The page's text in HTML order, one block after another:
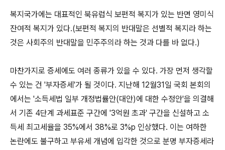
복지국가에는 대표적인 북유럽식 보편적 복지가 있는 반면 영미식
잔여적 복지가 있다.(보편적 복지의 반대말은 선별적 복지라 하는
것은 사회주의 반대말을 민주주의라 하는 것과 다를 바 없다.)
마찬가지로 증세에도 여러 종류가 있을 수 있다. 가장 먼저 생각할
수 있는 건 '부자증세'가 될 것이다. 지난해 12월31일 국회 본회의
에서는 '소득세법 일부 개정법률안(대안)에 대한 수정안'을 의결해
서 기존 4단계 과세표준 구간에 '3억원 초과' 구간을 신설하고 소
득세 최고세율을 35%에서 38%로 3%p 인상했다. 이는 여하한
논란에도 불구하고 부유세 개념에 입각한 것으로 분명 부자증세라